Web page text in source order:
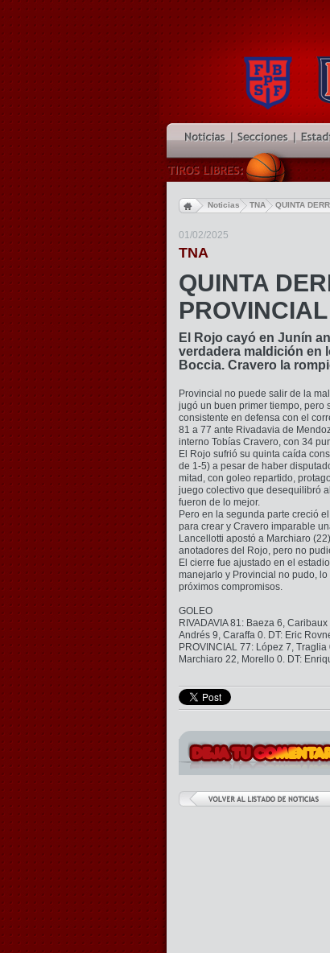
Noticias TNA QUINTA
01/02/2025
TNA
QUINTA
PROVINCIAL
El Rojo cayó en Junín
verdadera maldición en
Boccia. Cravero la
Provincial no puede salir de la
jugó un buen primer tiempo, pero
consistente en defensa con el
81 a 77 ante Rivadavia de
interno Tobías Cravero, con 34
El Rojo sufrió su quinta caída
de 1-5) a pesar de haber
mitad, con goleo repartido,
juego colectivo que desequilibró
fueron de lo mejor.
Pero en la segunda parte creció
para crear y Cravero imparable
Lancellotti apostó a Marchiaro
anotadores del Rojo, pero no
El cierre fue ajustado en el
manejarlo y Provincial no pudo,
próximos compromisos.
GOLEO
RIVADAVIA 81: Baeza 6,
Andrés 9, Caraffa 0. DT: Eric
PROVINCIAL 77: López 7,
Marchiaro 22, Morello 0. DT: